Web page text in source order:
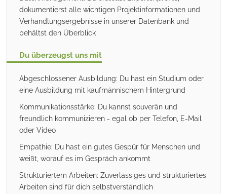
dokumentierst alle wichtigen Projektinformationen und
Verhandlungsergebnisse in unserer Datenbank und
behältst den Überblick
Du überzeugst uns mit
Abgeschlossener Ausbildung: Du hast ein Studium oder
eine Ausbildung mit kaufmännischem Hintergrund
Kommunikationsstärke: Du kannst souverän und
freundlich kommunizieren - egal ob per Telefon, E-Mail
oder Video
Empathie: Du hast ein gutes Gespür für Menschen und
weißt, worauf es im Gespräch ankommt
Strukturiertem Arbeiten: Zuverlässiges und strukturiertes
Arbeiten sind für dich selbstverständlich